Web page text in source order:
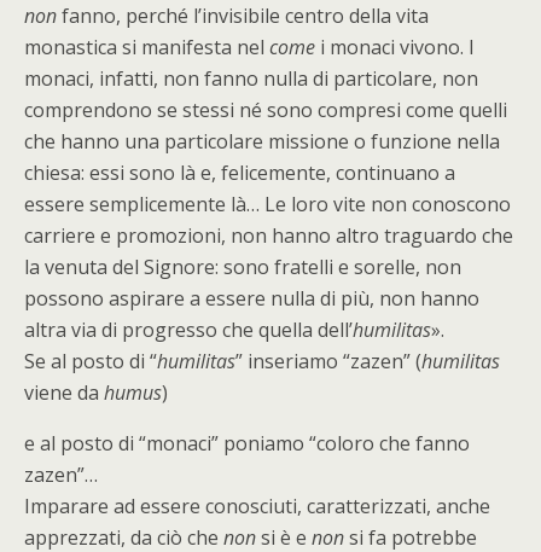
nonfanno, perché l’invisibile centro della vita
monastica si manifesta nel come i monaci vivono. I
monaci, infatti, non fanno nulla di particolare, non
comprendono se stessi né sono compresi come quelli
che hanno una particolare missione o funzione nella
chiesa: essi sono là e, felicemente, continuano a
essere semplicemente là… Le loro vite non conoscono
carriere e promozioni, non hanno altro traguardo che
la venuta del Signore: sono fratelli e sorelle, non
possono aspirare a essere nulla di più, non hanno
altra via di progresso che quella dell’humilitas».
Se al posto di “humilitas” inseriamo “zazen” (humilitas
viene da humus)
e al posto di “monaci” poniamo “coloro che fanno
zazen”…
Imparare ad essere conosciuti, caratterizzati, anche
apprezzati, da ciò che nonsi è e nonsi fa potrebbe